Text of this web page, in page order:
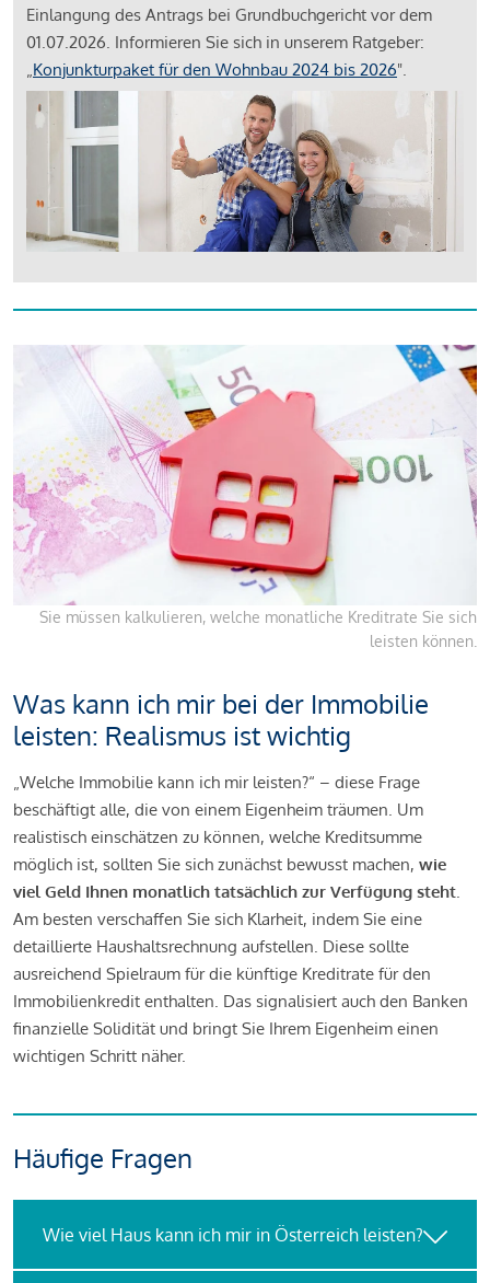
Einlangung des Antrags bei Grundbuchgericht vor dem
01.07.2026. Informieren Sie sich in unserem Ratgeber:
„Konjunkturpaket für den Wohnbau 2024 bis 2026".
Sie müssen kalkulieren, welche monatliche Kreditrate Sie sich
leisten können.
Was kann ich mir bei der Immobilie
leisten: Realismus ist wichtig
„Welche Immobilie kann ich mir leisten?“ – diese Frage
beschäftigt alle, die von einem Eigenheim träumen. Um
realistisch einschätzen zu können, welche Kreditsumme
möglich ist, sollten Sie sich zunächst bewusst machen, wie
viel Geld Ihnen monatlich tatsächlich zur Verfügung steht.
Am besten verschaffen Sie sich Klarheit, indem Sie eine
detaillierte Haushaltsrechnung aufstellen. Diese sollte
ausreichend Spielraum für die künftige Kreditrate für den
Immobilienkredit enthalten. Das signalisiert auch den Banken
finanzielle Solidität und bringt Sie Ihrem Eigenheim einen
wichtigen Schritt näher.
Häufige Fragen
Wie viel Haus kann ich mir in Österreich leisten?